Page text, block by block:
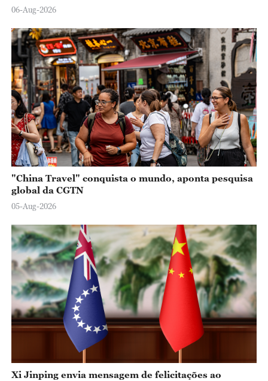
06-Aug-2026
"China Travel" conquista o mundo, aponta pesquisa
global da CGTN
05-Aug-2026
Xi Jinping envia mensagem de felicitações ao